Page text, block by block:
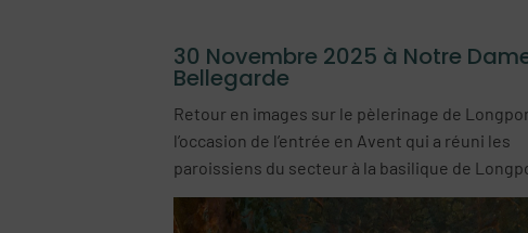
30 Novembre 2025 à Notre
Bellegarde
Retour en images sur le pèlerinage de
l’occasion de l’entrée en Avent qui a réuni les
paroissiens du secteur à la basilique de